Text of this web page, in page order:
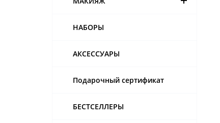
НАБОРЫ
АКСЕССУАРЫ
Подарочный сертификат
БЕСТСЕЛЛЕРЫ